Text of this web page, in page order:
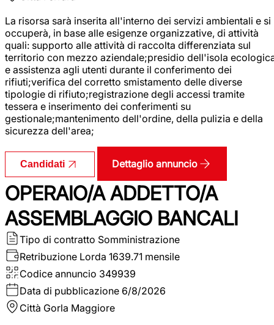
La risorsa sarà inserita all'interno dei servizi ambientali e si
occuperà, in base alle esigenze organizzative, di attività
quali: supporto alle attività di raccolta differenziata sul
territorio con mezzo aziendale;presidio dell'isola
e assistenza agli utenti durante il conferimento dei
rifiuti;verifica del corretto smistamento delle diverse
tipologie di rifiuto;registrazione degli accessi tramite
tessera e inserimento dei conferimenti su
gestionale;mantenimento dell'ordine, della pulizia e della
sicurezza dell'area;
Candidati Dettaglio annuncio
OPERAIO/A ADDETTO/A
ASSEMBLAGGIO BANCALI
Tipo di contratto Somministrazione
Retribuzione Lorda 1639.71 mensile
Codice annuncio 349939
Data di pubblicazione 6/8/2026
Città Gorla Maggiore